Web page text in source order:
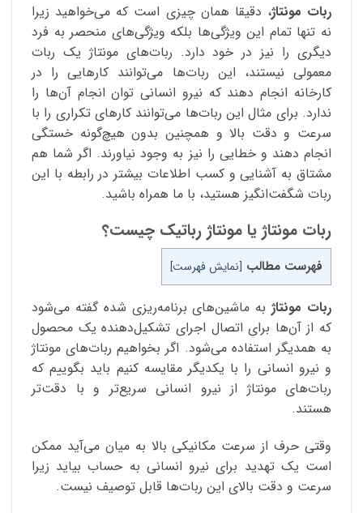
ربات مونتاژ، دقیقا همان چیزی است که می‌خواهید زیرا
نه تنها تمام این ویژگی‌ها بلکه ویژگی‌های منحصر به فرد
دیگری را نیز در خود دارد. ربات‌های مونتاژ یک ربات
معمولی نیستند، این ربات‌ها می‌توانند کارهایی را در
کارخانه انجام دهند که نیرو انسانی توان انجام آن‌ها را
ندارد. برای مثال این ربات‌ها می‌توانند کارهای تکراری را با
سرعت و دقت بالا و همچنین بدون هیچ‌گونه خستگی
انجام دهند و خطایی را نیز به وجود نیاورند. اگر شما هم
مشتاق به آشنایی و کسب اطلاعات بیشتر در رابطه با این
ربات شگفت‌انگیز هستید، با ما همراه باشید.
ربات مونتاژ یا مونتاژ رباتیک چیست؟
فهرست مطالب [نمایش فهرست]
ربات مونتاژبه ماشین‌های برنامه‌ریزی شده گفته می‌شود
که از آن‌ها برای اتصال اجرای تشکیل‌دهنده یک محصول
به همدیگر استفاده می‌شود. اگر بخواهیم ربات‌های مونتاژ
و نیرو انسانی را با یکدیگر مقایسه کنیم باید بگوییم که
ربات‌های مونتاژ از نیرو انسانی سریع‌تر و با دقت‌تر
هستند.
وقتی حرف از سرعت مکانیکی بالا به میان می‌آید ممکن
است یک تهدید برای نیرو انسانی به حساب بیاید زیرا
سرعت و دقت بالای این ربات‌ها قابل توصیف نیست.